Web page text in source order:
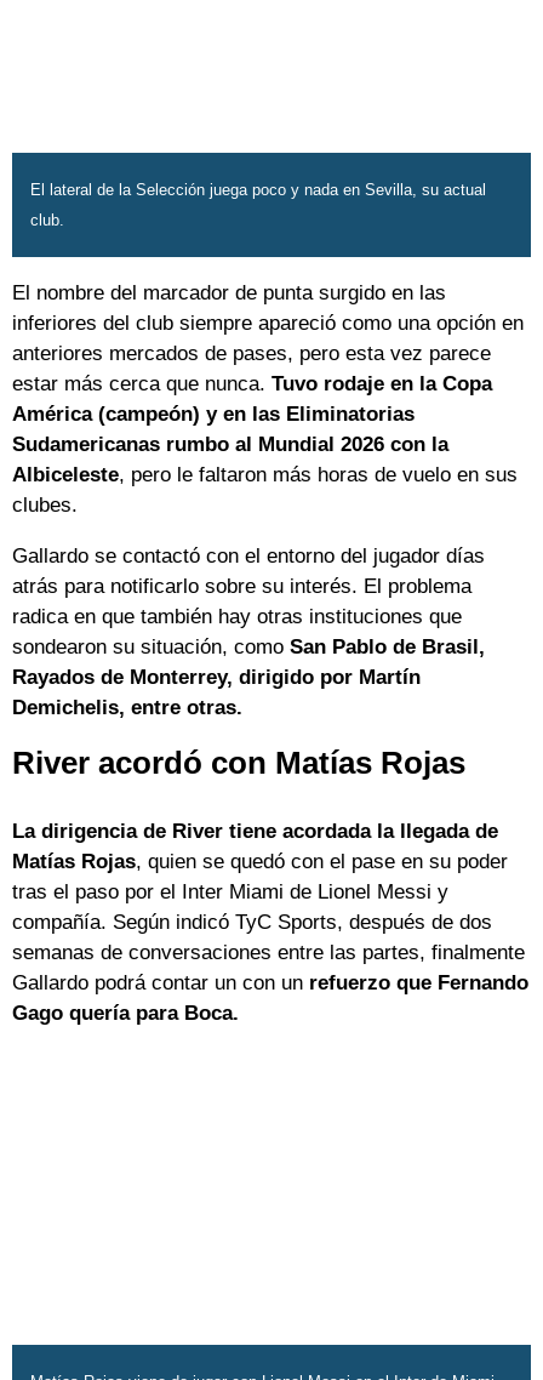
El lateral de la Selección juega poco y nada en Sevilla, su actual
club.
El nombre del marcador de punta surgido en las
inferiores del club siempre apareció como una opción en
anteriores mercados de pases, pero esta vez parece
estar más cerca que nunca. Tuvo rodaje en la Copa
América (campeón) y en las Eliminatorias
Sudamericanas rumbo al Mundial 2026 con la
Albiceleste, pero le faltaron más horas de vuelo en sus
clubes.
Gallardo se contactó con el entorno del jugador días
atrás para notificarlo sobre su interés. El problema
radica en que también hay otras instituciones que
sondearon su situación, como San Pablo de Brasil,
Rayados de Monterrey, dirigido por Martín
Demichelis, entre otras.
River acordó con Matías Rojas
La dirigencia de River tiene acordada la llegada de
Matías Rojas, quien se quedó con el pase en su poder
tras el paso por el Inter Miami de Lionel Messi y
compañía. Según indicó TyC Sports, después de dos
semanas de conversaciones entre las partes, finalmente
Gallardo podrá contar un con un refuerzo que Fernando
Gago quería para Boca.